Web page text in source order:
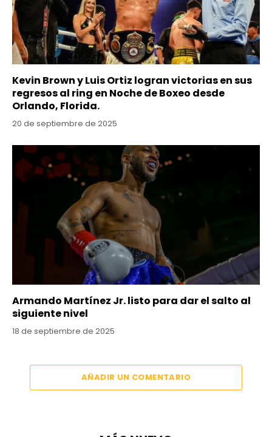
Kevin Brown y Luis Ortiz logran victorias en sus
regresos al ring en Noche de Boxeo desde
Orlando, Florida.
20 de septiembre de 2025
Armando Martínez Jr. listo para dar el salto al
siguiente nivel
18 de septiembre de 2025
AÑADIR UN COMENTARIO